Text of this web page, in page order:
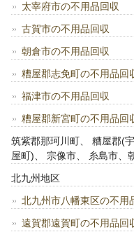
太宰府市の不用品回収
古賀市の不用品回収
朝倉市の不用品回収
糟屋郡志免町の不用品回
福津市の不用品回収
糟屋郡新宮町の不用品回
筑紫郡那珂川町、 糟屋郡(
屋町)、 宗像市、 糸島市、
北九州地区
北九州市八幡東区の不用
遠賀郡遠賀町の不用品回